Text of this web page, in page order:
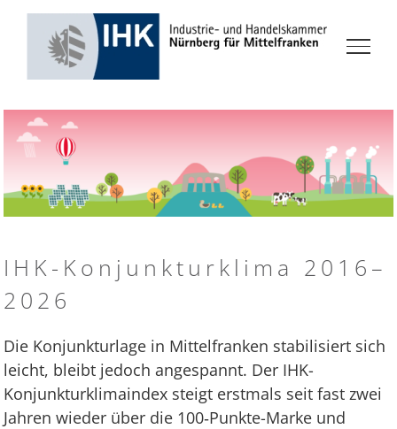
Zum
springen
IHK-Konjunkturklima 2016–
2026
Die Konjunkturlage in Mittelfranken stabilisiert sich
leicht, bleibt jedoch angespannt. Der IHK-
Konjunkturklimaindex steigt erstmals seit fast zwei
Jahren wieder über die 100‑Punkte-Marke und